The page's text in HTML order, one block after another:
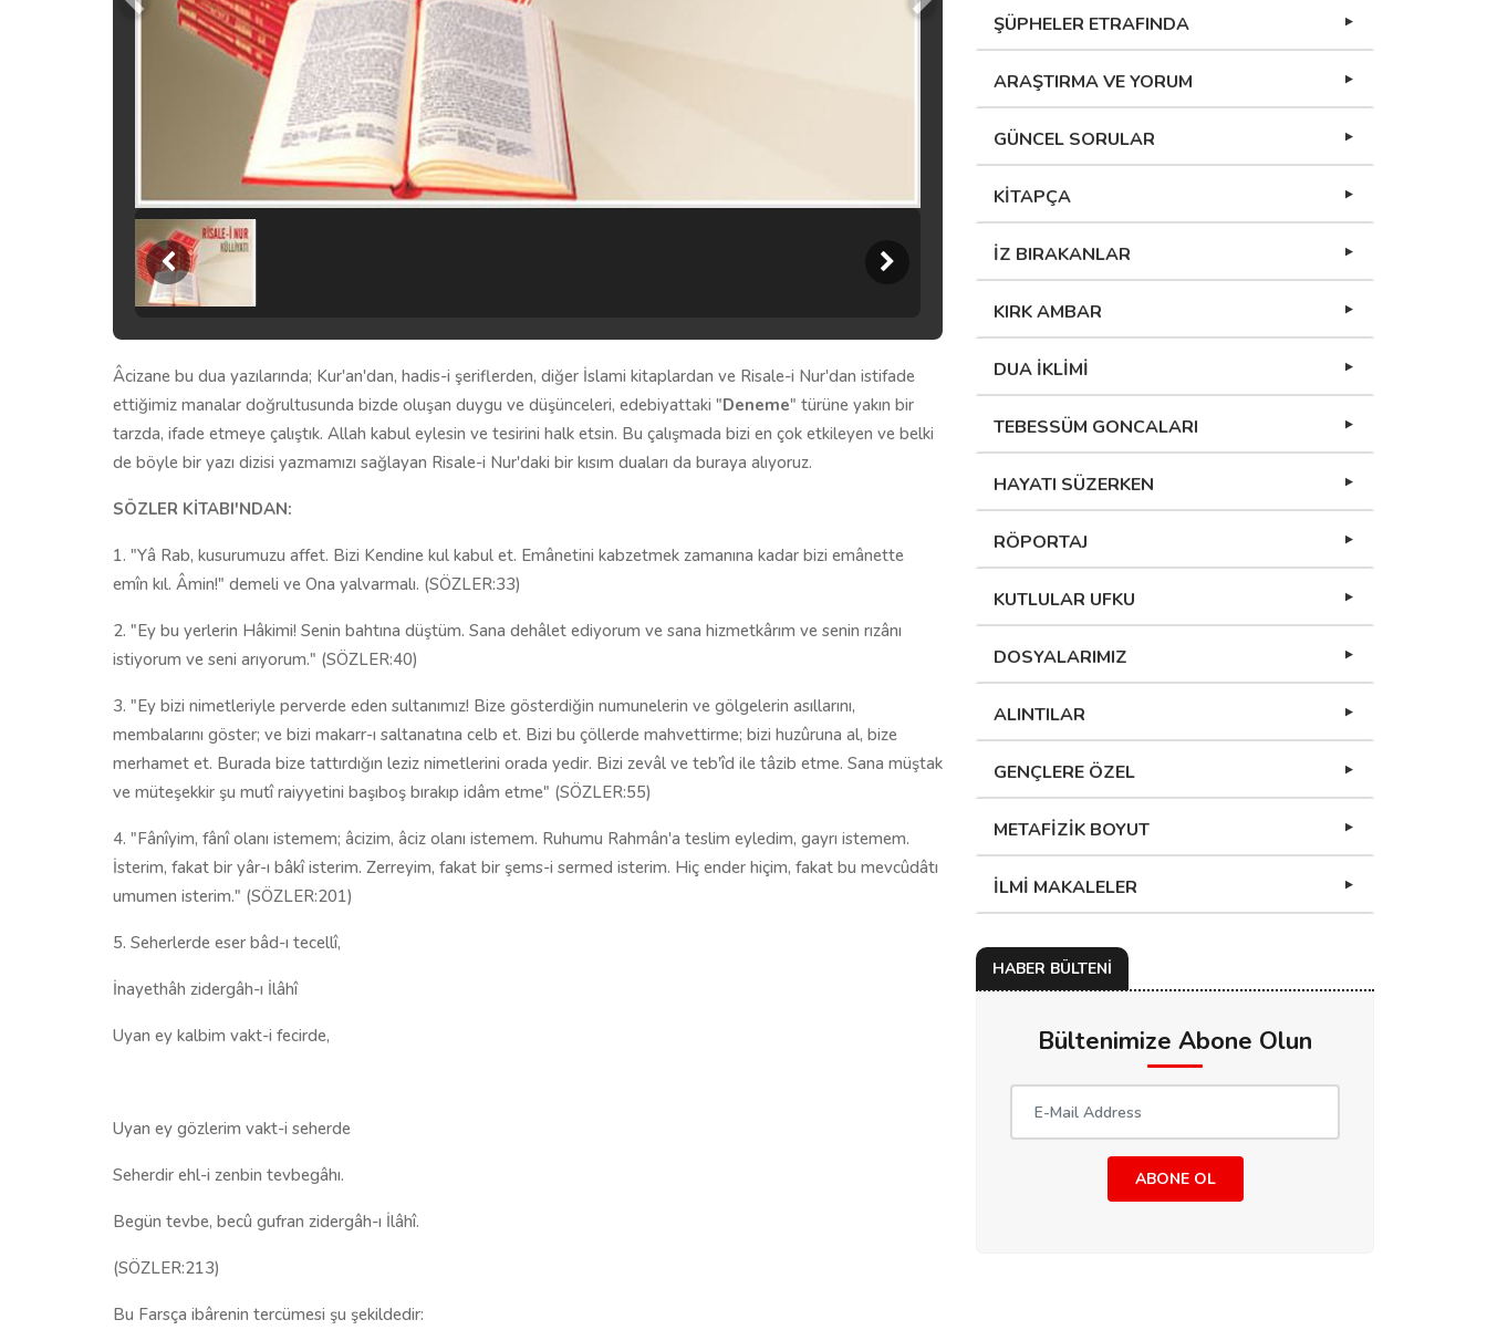
Âcizane bu dua yazılarında; Kur'an'dan, hadis-i şeriflerden, diğer İslami kitaplardan ve Risale-i Nur'dan istifade
ettiğimiz manalar doğrultusunda bizde oluşan duygu ve düşünceleri, edebiyattaki "Deneme" türüne yakın bir
tarzda, ifade etmeye çalıştık. Allah kabul eylesin ve tesirini halk etsin. Bu çalışmada bizi en çok etkileyen ve belki
de böyle bir yazı dizisi yazmamızı sağlayan Risale-i Nur'daki bir kısım duaları da buraya alıyoruz.
SÖZLER KİTABI'NDAN:
1. "Yâ Rab, kusurumuzu affet. Bizi Kendine kul kabul et. Emânetini kabzetmek zamanına kadar bizi emânette
emîn kıl. Âmin!" demeli ve Ona yalvarmalı. (SÖZLER:33)
2. "Ey bu yerlerin Hâkimi! Senin bahtına düştüm. Sana dehâlet ediyorum ve sana hizmetkârım ve senin rızânı
istiyorum ve seni arıyorum." (SÖZLER:40)
3. "Ey bizi nimetleriyle perverde eden sultanımız! Bize gösterdiğin numunelerin ve gölgelerin asıllarını,
membalarını göster; ve bizi makarr-ı saltanatına celb et. Bizi bu çöllerde mahvettirme; bizi huzûruna al, bize
merhamet et. Burada bize tattırdığın leziz nimetlerini orada yedir. Bizi zevâl ve teb'îd ile tâzib etme. Sana müştak
ve müteşekkir şu mutî raiyyetini başıboş bırakıp idâm etme" (SÖZLER:55)
4. "Fânîyim, fânî olanı istemem; âcizim, âciz olanı istemem. Ruhumu Rahmân'a teslim eyledim, gayrı istemem.
İsterim, fakat bir yâr-ı bâkî isterim. Zerreyim, fakat bir şems-i sermed isterim. Hiç ender hiçim, fakat bu mevcûdâtı
umumen isterim." (SÖZLER:201)
5. Seherlerde eser bâd-ı tecellî,
İnayethâh zidergâh-ı İlâhî
Uyan ey kalbim vakt-i fecirde,
Uyan ey gözlerim vakt-i seherde
Seherdir ehl-i zenbin tevbegâhı.
Begün tevbe, becû gufran zidergâh-ı İlâhî.
(SÖZLER:213)
Bu Farsça ibârenin tercümesi şu şekildedir:
ŞÜPHELER ETRAFINDA
ARAŞTIRMA VE YORUM
GÜNCEL SORULAR
KİTAPÇA
İZ BIRAKANLAR
KIRK AMBAR
DUA İKLİMİ
TEBESSÜM GONCALARI
HAYATI SÜZERKEN
RÖPORTAJ
KUTLULAR UFKU
DOSYALARIMIZ
ALINTILAR
GENÇLERE ÖZEL
METAFİZİK BOYUT
İLMİ MAKALELER
HABER BÜLTENİ
Bültenimize Abone Olun
ABONE OL